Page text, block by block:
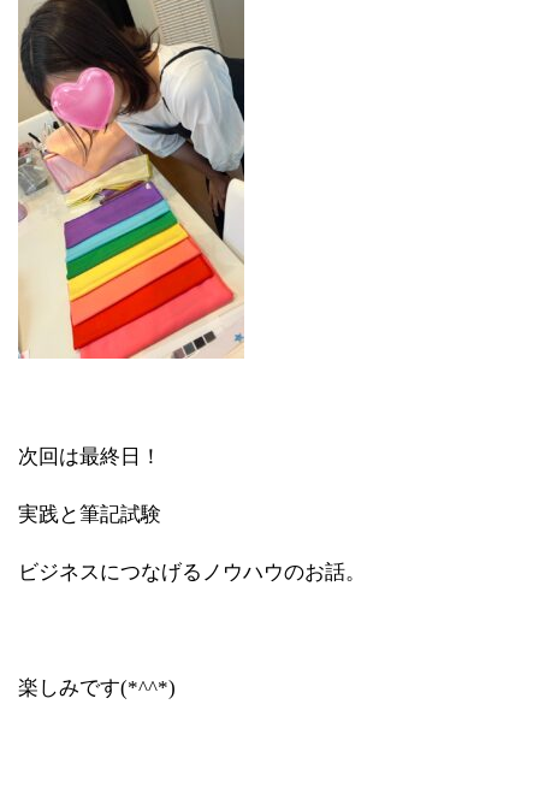
次回は最終日！
実践と筆記試験
ビジネスにつなげるノウハウのお話。
楽しみです(*^^*)